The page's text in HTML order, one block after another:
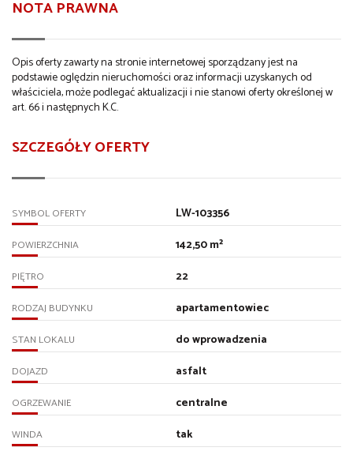
NOTA PRAWNA
Opis oferty zawarty na stronie internetowej sporządzany jest na
podstawie oględzin nieruchomości oraz informacji uzyskanych od
właściciela, może podlegać aktualizacji i nie stanowi oferty określonej w
art. 66 i następnych K.C.
SZCZEGÓŁY OFERTY
SYMBOL OFERTY LW-103356
POWIERZCHNIA 142,50 m²
PIĘTRO 22
RODZAJ BUDYNKU apartamentowiec
STAN LOKALU do wprowadzenia
DOJAZD asfalt
OGRZEWANIE centralne
WINDA tak